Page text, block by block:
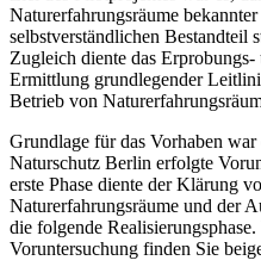
Naturerfahrungsräume
selbstverständlichen Bestandteil
Zugleich diente das
Ermittlung grundlegender
Betrieb von
Grundlage für das Vorhaben
Naturschutz Berlin erfolgte
erste Phase diente der Klärung
Naturerfahrungsräume und der
die folgende
Voruntersuchung finden Sie